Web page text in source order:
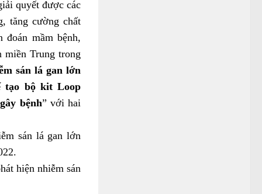
quyết được các
tăng cường chất
mầm bệnh,
Trung trong
sán lá gan lớn
tạo bộ kit Loop
bệnh” với hai
sán lá gan lớn
hiện nhiễm sán